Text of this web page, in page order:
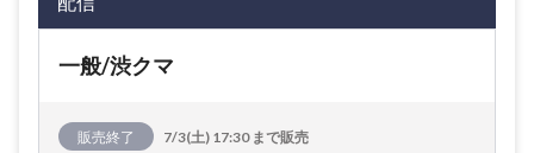
一般/渋クマ
販売終了 7/3(土) 17:30 まで販売